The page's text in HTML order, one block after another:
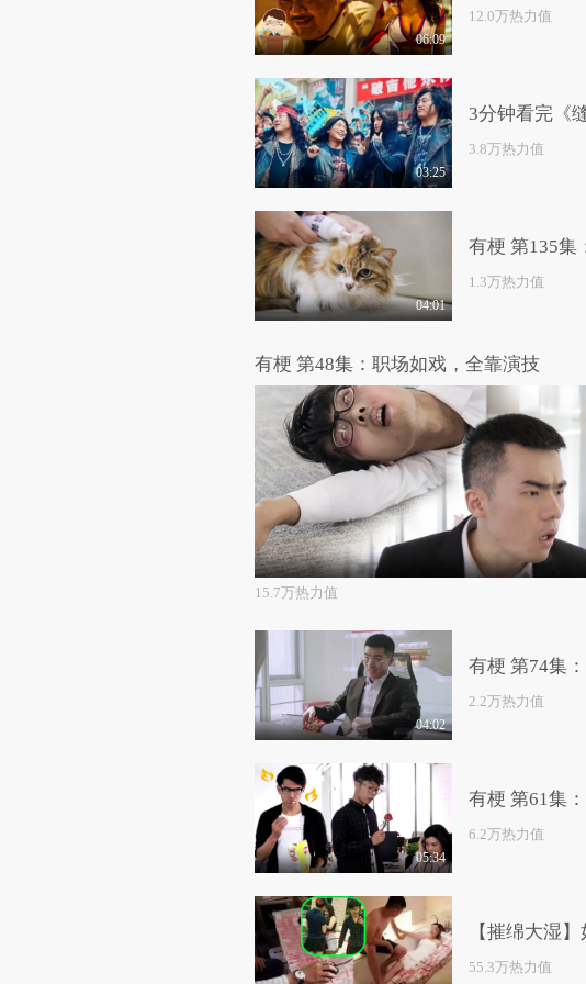
06:09
12.0万热力值
03:25
3分钟看完《
3.8万热力值
04:01
有梗 第135集
1.3万热力值
有梗 第48集：职场如戏，全靠演技
15.7万热力值
04:02
有梗 第74集
2.2万热力值
05:34
有梗 第61集
6.2万热力值
【摧绵大湿
55.3万热力值